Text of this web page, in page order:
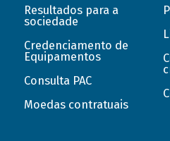
Resultados para a
sociedade
Credenciamento de
Equipamentos
Consulta PAC
Moedas contratuais